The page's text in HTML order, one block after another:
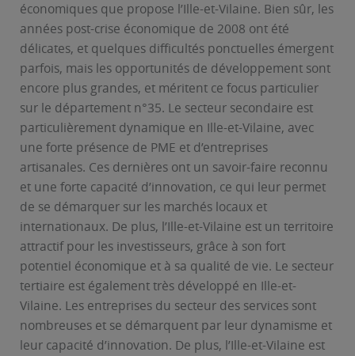
économiques que propose l’Ille-et-Vilaine. Bien sûr, les
années post-crise économique de 2008 ont été
délicates, et quelques difficultés ponctuelles émergent
parfois, mais les opportunités de développement sont
encore plus grandes, et méritent ce focus particulier
sur le département n°35. Le secteur secondaire est
particulièrement dynamique en Ille-et-Vilaine, avec
une forte présence de PME et d’entreprises
artisanales. Ces dernières ont un savoir-faire reconnu
et une forte capacité d’innovation, ce qui leur permet
de se démarquer sur les marchés locaux et
internationaux. De plus, l’Ille-et-Vilaine est un territoire
attractif pour les investisseurs, grâce à son fort
potentiel économique et à sa qualité de vie. Le secteur
tertiaire est également très développé en Ille-et-
Vilaine. Les entreprises du secteur des services sont
nombreuses et se démarquent par leur dynamisme et
leur capacité d’innovation. De plus, l’Ille-et-Vilaine est